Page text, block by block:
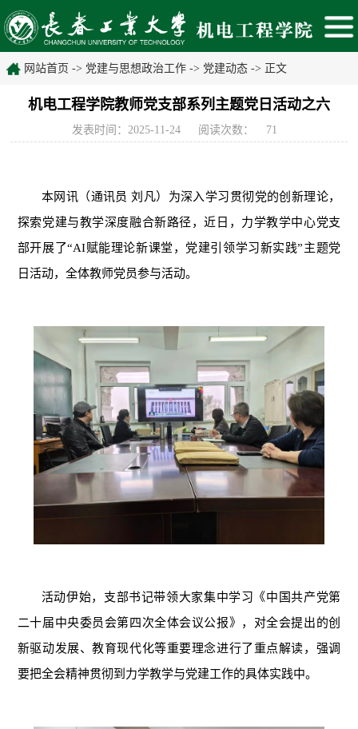
网站首页 -> 党建与思想政治工作 -> 党建动态 -> 正文
机电工程学院教师党支部系列主题党日活动之六
发表时间：2025-11-24 阅读次数： 71
本网讯 （通讯员 刘凡） 为深入学习贯彻党的创新理论，
探索党建与教学深度融合新路径，近日，力学教学中心党支
部开展了“AI赋能理论新课堂，党建引领学习新实践”主题党
日活动，全体教师党员参与活动。
活动伊始，支部书记带领大家集中学习《中国共产党第
二十届中央委员会第四次全体会议公报》，对全会提出的创
新驱动发展、教育现代化等重要理念进行了重点解读，强调
要把全会精神贯彻到力学教学与党建工作的具体实践中。